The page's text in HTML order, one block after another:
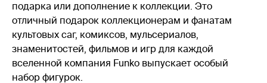
подарка или дополнение к коллекции. Это
отличный подарок коллекционерам и фанатам
культовых саг, комиксов, мульсериалов,
знаменитостей, фильмов и игр для каждой
вселенной компания Funko выпускает особый
набор фигурок.